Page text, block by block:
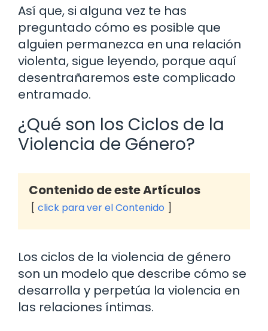
Así que, si alguna vez te has
preguntado cómo es posible que
alguien permanezca en una relación
violenta, sigue leyendo, porque aquí
desentrañaremos este complicado
entramado.
¿Qué son los Ciclos de la
Violencia de Género?
Contenido de este Artículos
click para ver el Contenido
Los ciclos de la violencia de género
son un modelo que describe cómo se
desarrolla y perpetúa la violencia en
las relaciones íntimas.